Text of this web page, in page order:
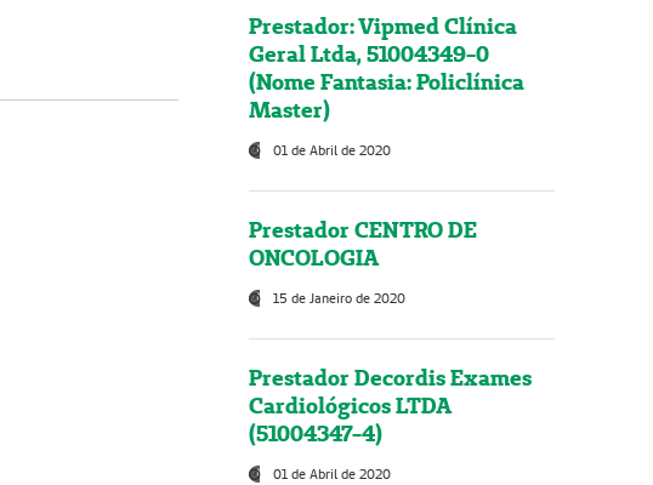
Prestador: Vipmed Clínica
Geral Ltda, 51004349-0
(Nome Fantasia: Policlínica
Master)
01 de Abril de 2020
Prestador CENTRO DE
ONCOLOGIA
15 de Janeiro de 2020
Prestador Decordis Exames
Cardiológicos LTDA
(51004347-4)
01 de Abril de 2020